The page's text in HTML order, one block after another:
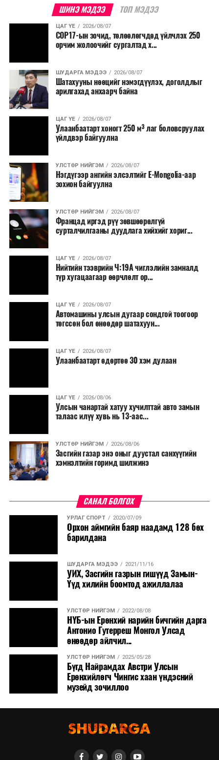
ШИНЭ МЭДЭЭ ТОП МЭДЭЭ
ЦАГ ҮЕ 2026/08/07
COP17-ын зочид, төлөөлөгчдөд үйлчлэх 250
орчим жолоочийг сургалтад х...
ШУДАРГА МЭДЭЭ 2026/08/07
Шатахууны нөөцийг нэмэгдүүлэх, доголдлыг
арилгахад анхаарч байна
ЦАГ ҮЕ 2026/08/07
Улаанбаатарт хоногт 250 м³ лаг боловсруулах
үйлдвэр байгуулна
УЛСТӨР НИЙГЭМ 2026/08/07
Нэгдүгээр ангийн элсэлтийг E-Mongolia-аар
зохион байгуулна
УЛСТӨР НИЙГЭМ 2026/08/07
Францад иргэд рүү зөвшөөрөлгүй
сурталчилгааны дуудлага хийхийг хориг...
ЦАГ ҮЕ 2026/08/07
Нийтийн тээврийн Ч:19А чиглэлийн замналд
түр хугацаагаар өөрчлөлт ор...
ЦАГ ҮЕ 2026/08/07
Автомашины улсын дугаар сондгой тоогоор
төгссөн бол өнөөдөр шатахуун...
ЦАГ ҮЕ 2026/08/07
Улаанбаатарт өдөртөө 30 хэм дулаан
ЦАГ ҮЕ 2026/08/06
Улсын чанартай хатуу хучилттай авто замын
талаас илүү хувь нь 13-аас...
УЛСТӨР НИЙГЭМ 2026/08/06
Засгийн газар энэ оныг дуустал санхүүгийн
хэмнэлтийн горимд шилжинэ
САНАЛ БОЛГОХ
УРЛАГ СПОРТ 2020/07/09
Орхон аймгийн баяр наадамд 128 бөх
барилдана
ШУДАРГА МЭДЭЭ 2021/11/16
УИХ, Засгийн газрын гишүүд Замын-
Үүд хилийн боомтод ажиллалаа
УЛСТӨР НИЙГЭМ 2022/08/08
НҮБ-ын Ерөнхий нарийн бичгийн дарга
Антонио Гутерреш Монгол Улсад
өнөөдөр айлчил...
УЛСТӨР НИЙГЭМ 2025/05/28
Бүгд Найрамдах Австри Улсын
Ерөнхийлөгч Чингис хаан үндэсний
музейд зочиллоо